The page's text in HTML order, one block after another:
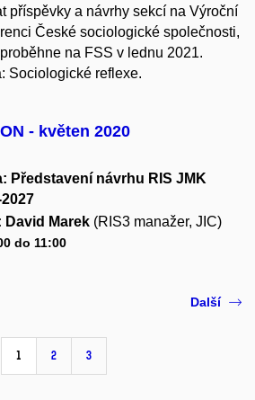
příspěvky a návrhy sekcí na Výroční
České sociologické společnosti,
na FSS v lednu 2021.
Sociologické reflexe.
- květen 2020
Představení návrhu RIS JMK
David Marek (RIS3 manažer, JIC)
do 11:00
1 2 3
Další